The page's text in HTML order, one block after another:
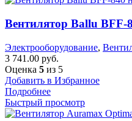
Вентилятор Ballu
Электрооборудование,
3 741.00 руб.
Оценка 5 из 5
Добавить в Избранное
Подробнее
Быстрый просмотр